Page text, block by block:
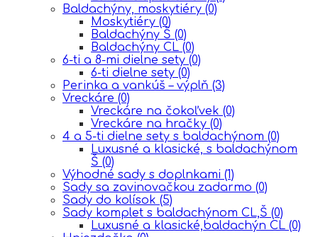
Baldachýny, moskytiéry (0)
Moskytiéry (0)
Baldachýny Š (0)
Baldachýny CL (0)
6-ti a 8-mi dielne sety (0)
6-ti dielne sety (0)
Perinka a vankúš – výplň (3)
Vreckáre (0)
Vreckáre na čokoľvek (0)
Vreckáre na hračky (0)
4 a 5-ti dielne sety s baldachýnom (0)
Luxusné a klasické, s baldachýnom
Š (0)
Výhodné sady s doplnkami (1)
Sady sa zavinovačkou zadarmo (0)
Sady do kolísok (5)
Sady komplet s baldachýnom CL,Š (0)
Luxusné a klasické,baldachýn CL (0)